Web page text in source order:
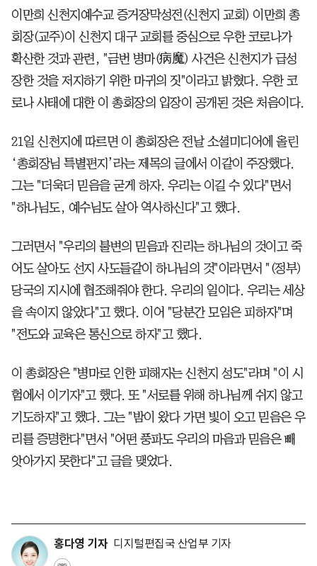
이만희 신천지예수교 증거장막성전(신천지 교회) 이만희 총
회장(교주)이 신천지 대구 교회를 중심으로 우한 코로나가
확산한 것과 관련, "금번 병마(病魔) 사건은 신천지가 급성
장한 것을 저지하기 위한 마귀의 짓"이라고 밝혔다. 우한 코
로나 사태에 대한 이 총회장의 입장이 공개된 것은 처음이다.
21일 신천지에 따르면 이 총회장은 전날 소셜미디어에 올린
‘총회장님 특별편지’라는 제목의 글에서 이같이 주장했다.
그는 "더욱더 믿음을 굳게 하자. 우리는 이길 수 있다"면서
"하나님도, 예수님도 살아 역사하신다"고 했다.
그러면서 "우리의 불변의 믿음과 진리는 하나님의 것이고 죽
어도 살아도 선지 사도들같이 하나님의 것"이라면서 "(정부)
당국의 지시에 협조해줘야 한다. 우리의 일이다. 우리는 세상
을 속이지 않았다"고 했다. 이어 "당분간 모임은 피하자"며
"전도와 교육은 통신으로 하자"고 했다.
이 총회장은 "병마로 인한 피해자는 신천지 성도"라며 "이 시
험에서 이기자"고 했다. 또 "서로를 위해 하나님께 쉬지 않고
기도하자"고 했다. 그는 "밤이 왔다 가면 빛이 오고 믿음은 우
리를 증명한다"면서 "어떤 풍파도 우리의 마음과 믿음은 빼
앗아가지 못한다"고 글을 맺었다.
홍다영 기자 디지털편집국 산업부 기자